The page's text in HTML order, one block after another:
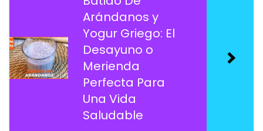
Arándanos y
Yogur Griego: El
Desayuno o
Merienda
Perfecta Para
Una Vida
Saludable